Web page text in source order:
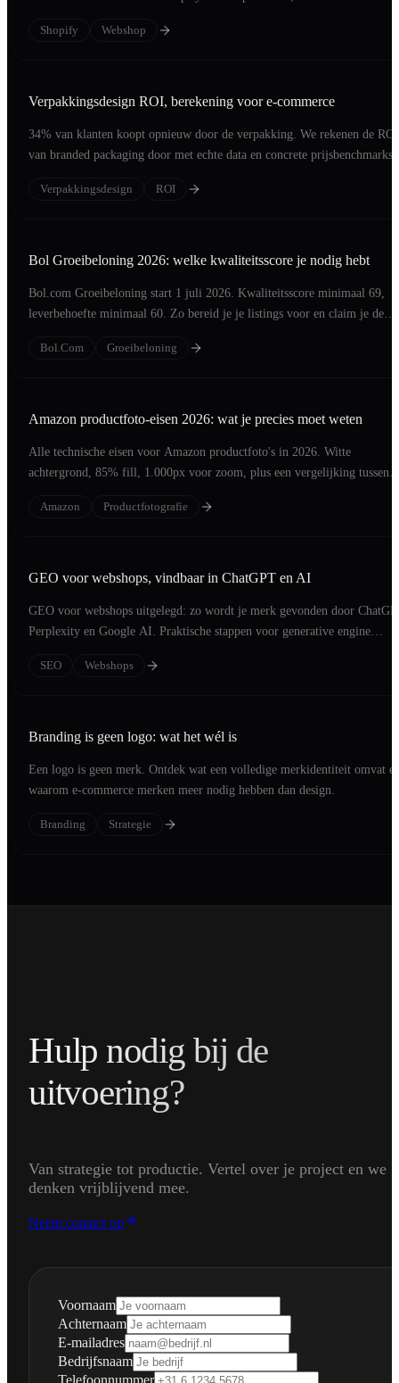
Shopify
Webshop
Verpakkingsdesign ROI, berekening voor e-commerce
34% van klanten koopt opnieuw door de verpakking. We rekenen de ROI
van branded packaging door met echte data en concrete prijsbenchmarks.
Verpakkingsdesign ROI
Bol Groeibeloning 2026: welke kwaliteitsscore je nodig hebt
Bol.com Groeibeloning start 1 juli 2026. Kwaliteitsscore minimaal 69,
leverbehoefte minimaal 60. Zo bereid je je listings voor en claim je de
Bol.com
Groeibeloning
Amazon productfoto-eisen 2026: wat je precies moet weten
Alle technische eisen voor Amazon productfoto's in 2026. Witte
achtergrond, 85% fill, 1.000px voor zoom, plus een vergelijking tussen
Amazon
Productfotografie
GEO voor webshops, vindbaar in ChatGPT en AI
GEO voor webshops uitgelegd: zo wordt je merk gevonden door
Perplexity en Google AI. Praktische stappen voor generative engine
SEO
Webshops
Branding is geen logo: wat het wél is
Een logo is geen merk. Ontdek wat een volledige merkidentiteit omvat
waarom e-commerce merken meer nodig hebben dan design.
Branding Strategie
Hulp nodig bij de
uitvoering?
Van strategie tot productie. Vertel over je project en we
denken vrijblijvend mee.
Neem contact op
Voornaam
Achternaam
E-mailadres
Bedrijfsnaam
Telefoonnummer